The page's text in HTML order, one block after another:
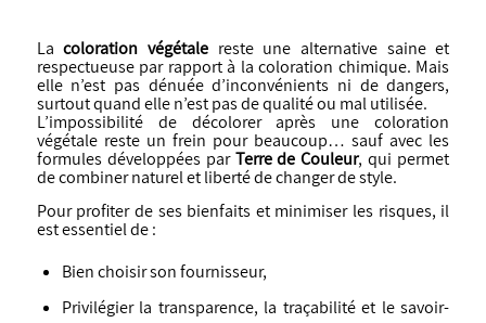
Lacoloration végétalereste une alternative saine et
respectueuse par rapport à la coloration chimique. Mais
elle n’est pas dénuée d’inconvénients ni de dangers,
surtout quand elle n’est pas de qualité ou mal utilisée.
L’impossibilité de décolorer après une coloration
végétale reste un frein pour beaucoup… sauf avec les
formules développées parTerre de Couleur, qui permet
de combiner naturel et liberté de changer de style.
Pour profiter de ses bienfaits et minimiser les risques, il
est essentiel de :
Bien choisir son fournisseur,
Privilégier la transparence, la traçabilité et le savoir-